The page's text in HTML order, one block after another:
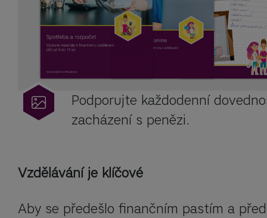
Podporujte každodenní
zacházení s penězi.
Vzdělávání je klíčové
Aby se předešlo finančním pastím a